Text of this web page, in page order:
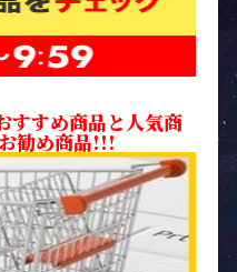
すすめ商品と人気商
勧め商品!!!